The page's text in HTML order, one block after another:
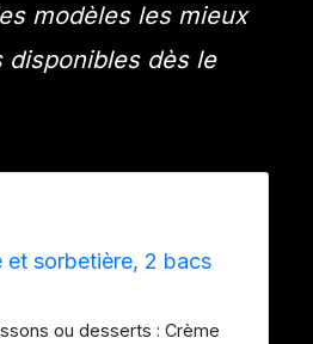
modèles les mieux
disponibles dès le
et sorbetière, 2 bacs
ou desserts : Crème